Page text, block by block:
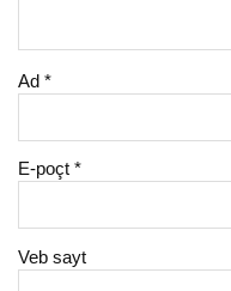
Ad*
E-poçt*
Veb sayt